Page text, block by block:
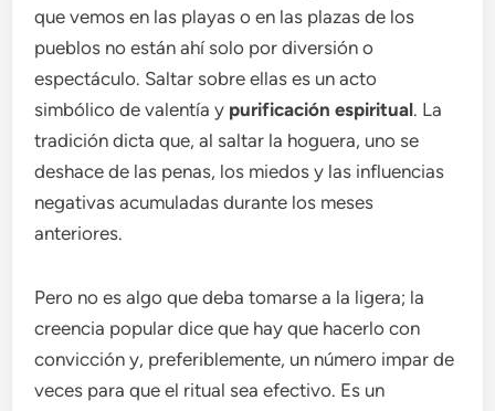
que vemos en las playas o en las plazas de los
pueblos no están ahí solo por diversión o
espectáculo. Saltar sobre ellas es un acto
simbólico de valentía y purificación espiritual. La
tradición dicta que, al saltar la hoguera, uno se
deshace de las penas, los miedos y las influencias
negativas acumuladas durante los meses
anteriores.
Pero no es algo que deba tomarse a la ligera; la
creencia popular dice que hay que hacerlo con
convicción y, preferiblemente, un número impar de
veces para que el ritual sea efectivo. Es un